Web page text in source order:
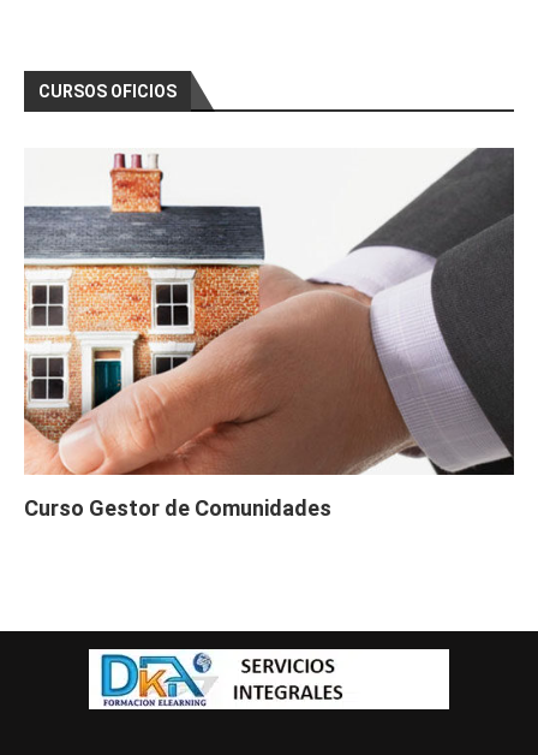
CURSOS OFICIOS
Curso Gestor de Comunidades